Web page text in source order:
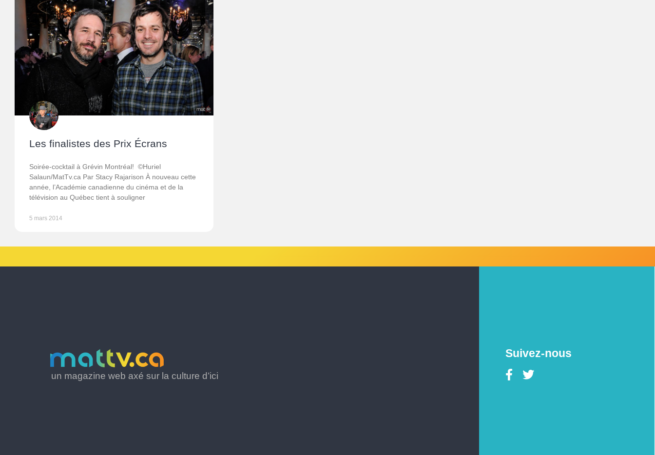
Les finalistes des Prix Écrans
Soirée-cocktail à Grévin Montréal! ©Huriel
Salaun/MatTv.ca Par Stacy Rajarison À nouveau cette
année, l’Académie canadienne du cinéma et de la
télévision au Québec tient à souligner
5 mars 2014
un magazine web axé sur la culture d’ici
Suivez-nous